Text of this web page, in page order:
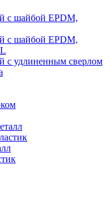
с шайбой EPDM,
с шайбой EPDM,
с удлиненным сверлом